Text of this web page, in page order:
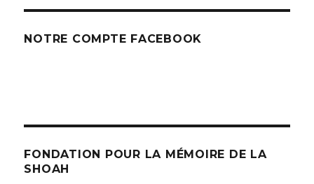
NOTRE COMPTE FACEBOOK
FONDATION POUR LA MÉMOIRE DE LA
SHOAH